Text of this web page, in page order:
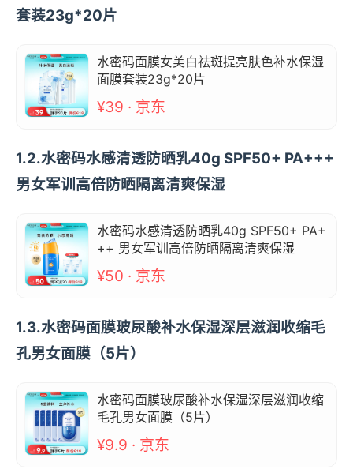
套装23g*20片
水密码面膜女美白祛斑提亮肤色补水保湿
面膜套装23g*20片
¥39 · 京东
1.2.水密码水感清透防晒乳40g SPF50+ PA+++
男女军训高倍防晒隔离清爽保湿
水密码水感清透防晒乳40g SPF50+ PA+
++ 男女军训高倍防晒隔离清爽保湿
¥50 · 京东
1.3.水密码面膜玻尿酸补水保湿深层滋润收缩毛
孔男女面膜（5片）
水密码面膜玻尿酸补水保湿深层滋润收缩
毛孔男女面膜（5片）
¥9.9 · 京东